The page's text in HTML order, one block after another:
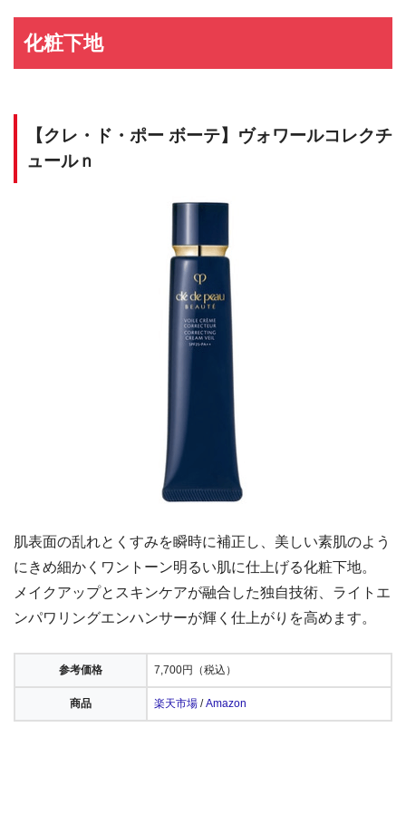
化粧下地
【クレ・ド・ポー ボーテ】ヴォワールコレクチ
ュールｎ
肌表面の乱れとくすみを瞬時に補正し、美しい素肌のよう
にきめ細かくワントーン明るい肌に仕上げる化粧下地。
メイクアップとスキンケアが融合した独自技術、ライトエ
ンパワリングエンハンサーが輝く仕上がりを高めます。
参考価格 7,700円（税込）
商品 楽天市場 /Amazon